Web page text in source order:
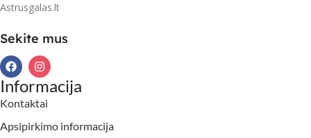
Astrusgalas.lt
Sekite mus
Informacija
Kontaktai
Apsipirkimo informacija